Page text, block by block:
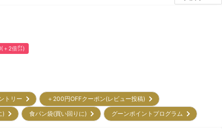
＋2倍㌽)
ントリー
＋200円OFFクーポン(レビュー投稿)
) 食パン袋(買い回りに) グーンポイントプログラム